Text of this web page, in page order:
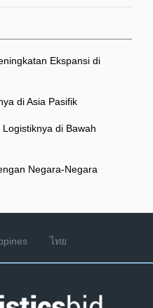
Ekspansi di
di Asia Pasifik
di Bawah
Negara-Negara
ไทย